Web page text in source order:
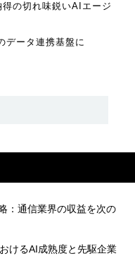
の切れ味鋭いAIエージ
データ連携基盤に
：通信業界の収益を次の
けるAI成熟度と先駆企業